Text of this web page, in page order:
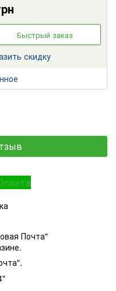
Быстрый заказ
скидку
Почта"